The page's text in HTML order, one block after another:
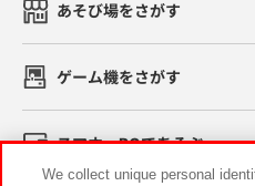
あそび場をさがす
ゲーム機をさがす
スマホ・PCであそぶ
We collect unique personal